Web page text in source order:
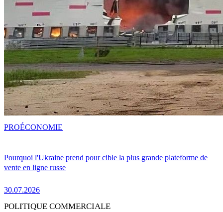
Pourquoi l'Ukraine prend pour cible la plus grande plateforme de
vente en ligne russe
30.07.2026
PROÉCONOMIE
POLITIQUE COMMERCIALE